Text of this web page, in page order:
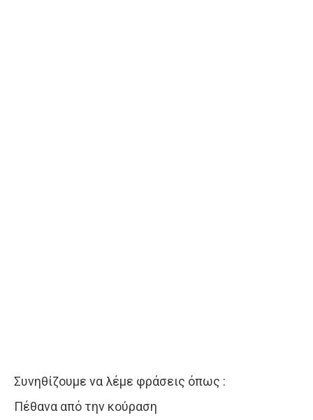
Συνηθίζουμε να λέμε φράσεις όπως :
Πέθανα από την κούραση